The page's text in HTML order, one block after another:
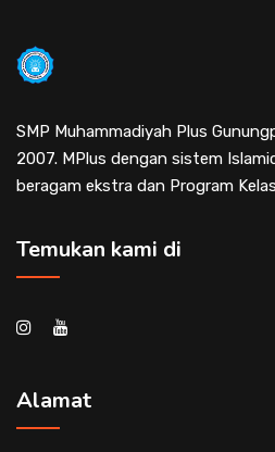
SMP Muhammadiyah Plus
2007. MPlus dengan sistem
beragam ekstra dan Program
Temukan kami di
Alamat